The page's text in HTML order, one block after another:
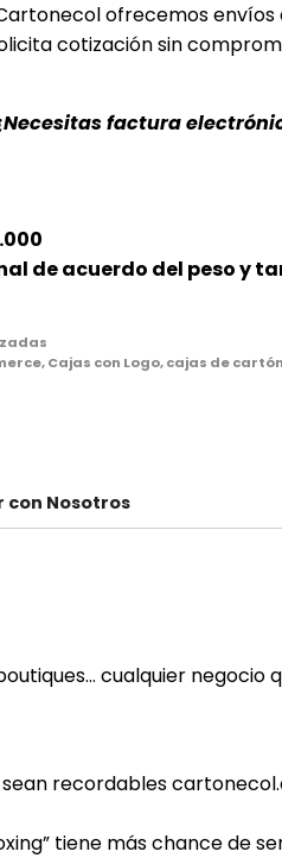
ofrecemos envíos
cotización sin
factura
de acuerdo del peso y
,Cajas con Logo,cajas de
con Nosotros
cualquier negocio
recordables
tiene más chance de